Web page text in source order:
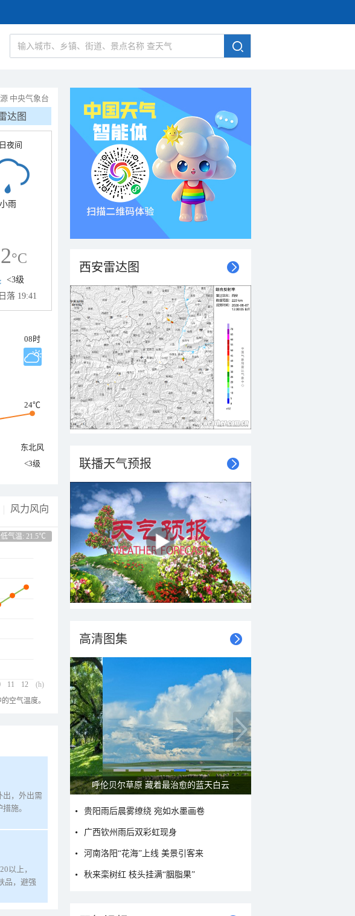
中央气象台
达图
夜间
小雨
°C
<3级
日落 19:41
08时
24℃
东北风
<3级
风力风向
气温: 21.5℃
11 12 (h)
空气温度。
出，外出需
施。
以上，
品，避强
西安雷达图
联播天气预报
高清图集
呼伦贝尔草原 藏着最治愈的蓝天白云
贵阳雨后晨雾缭绕 宛如水墨画卷
广西钦州雨后双彩虹现身
河南洛阳“花海”上线 美景引客来
秋来栾树红 枝头挂满“胭脂果”